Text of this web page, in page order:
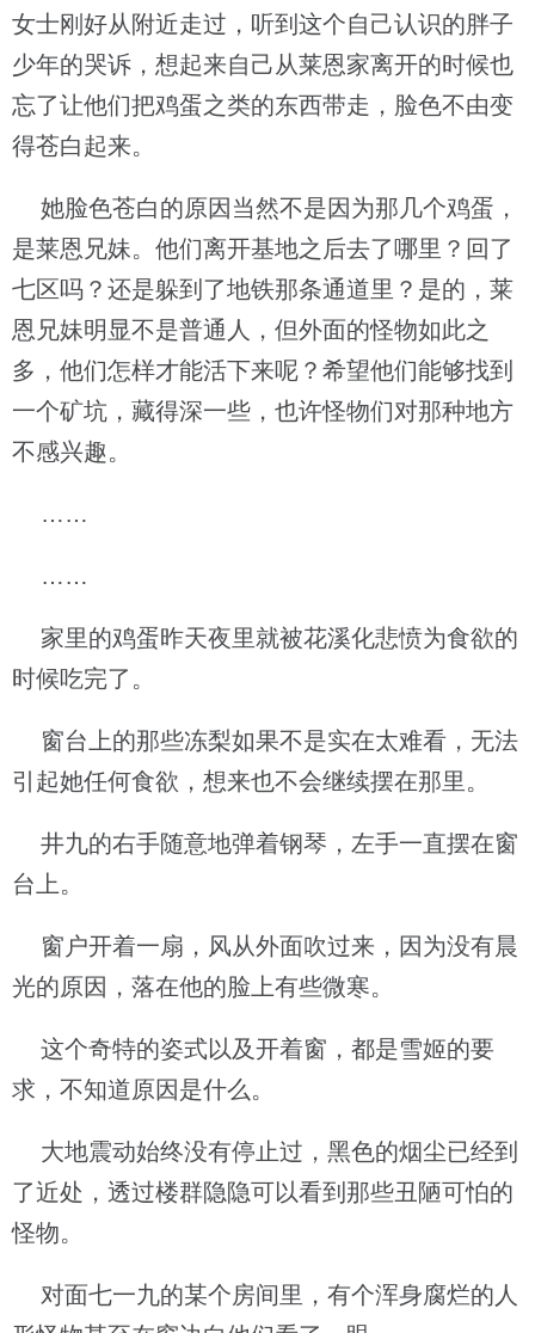
女士刚好从附近走过，听到这个自己认识的胖子
少年的哭诉，想起来自己从莱恩家离开的时候也
忘了让他们把鸡蛋之类的东西带走，脸色不由变
得苍白起来。
她脸色苍白的原因当然不是因为那几个鸡蛋，
是莱恩兄妹。他们离开基地之后去了哪里？回了
七区吗？还是躲到了地铁那条通道里？是的，莱
恩兄妹明显不是普通人，但外面的怪物如此之
多，他们怎样才能活下来呢？希望他们能够找到
一个矿坑，藏得深一些，也许怪物们对那种地方
不感兴趣。
……
……
家里的鸡蛋昨天夜里就被花溪化悲愤为食欲的
时候吃完了。
窗台上的那些冻梨如果不是实在太难看，无法
引起她任何食欲，想来也不会继续摆在那里。
井九的右手随意地弹着钢琴，左手一直摆在窗
台上。
窗户开着一扇，风从外面吹过来，因为没有晨
光的原因，落在他的脸上有些微寒。
这个奇特的姿式以及开着窗，都是雪姬的要
求，不知道原因是什么。
大地震动始终没有停止过，黑色的烟尘已经到
了近处，透过楼群隐隐可以看到那些丑陋可怕的
怪物。
对面七一九的某个房间里，有个浑身腐烂的人